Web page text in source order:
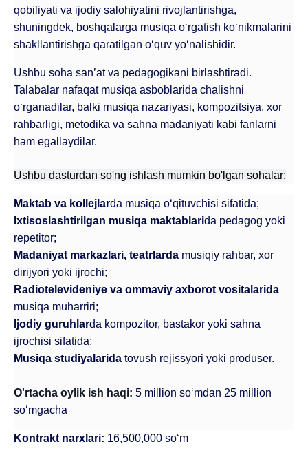
qobiliyati va ijodiy salohiyatini rivojlantirishga,
shuningdek, boshqalarga musiqa o‘rgatish ko‘nikmalarini
shakllantirishga qaratilgan o‘quv yo‘nalishidir.
Ushbu soha san’at va pedagogikani birlashtiradi.
Talabalar nafaqat musiqa asboblarida chalishni
o‘rganadilar, balki musiqa nazariyasi, kompozitsiya, xor
rahbarligi, metodika va sahna madaniyati kabi fanlarni
ham egallaydilar.
Ushbu dasturdan so'ng ishlash mumkin bo'lgan sohalar:
Maktab va kollejlarda musiqa o‘qituvchisi sifatida;
Ixtisoslashtirilgan musiqa maktablarida pedagog yoki
repetitor;
Madaniyat markazlari, teatrlarda musiqiy rahbar, xor
dirijyori yoki ijrochi;
Radiotelevideniye va ommaviy axborot vositalarida
musiqa muharriri;
Ijodiy guruhlarda kompozitor, bastakor yoki sahna
ijrochisi sifatida;
Musiqa studiyalarida tovush rejissyori yoki produser.
O'rtacha oylik ish haqi: 5 million so‘mdan 25 million
so‘mgacha
Kontrakt narxlari: 16,500,000 so‘m
qatoridan joy oldi!
nashrdan chiqdi!
UBS faoliyati tahlili va istiqboldagi rejalar
UBS oʻqituvchilari Qirgʻizistonda malaka oshirdi
G‘alaba sari olg‘a, O‘zbekiston!
TAYINLOV
UBS OAVda
taqdirlandi
xohlaysizmi?
O‘zbekiston taraqqiyotining eng muhim tayanchi